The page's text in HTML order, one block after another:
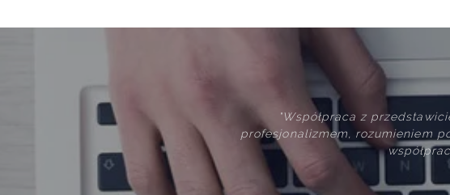
firmy Biostat charakteryzowała się godnym pochwały
potrzeb klienta i szybkim reagowaniem na nie, a powstały w
produkt finalny cechuje wysoka jakość"